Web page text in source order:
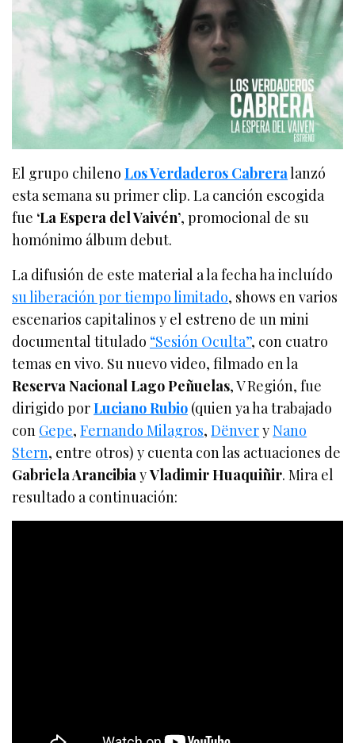
El grupo chilenoLos Verdaderos Cabreralanzó
esta semana su primer clip. La canción escogida
fue ‘La Espera del Vaivén’, promocional de su
homónimo álbum debut.
La difusión de este material a la fecha ha incluído
su liberación por tiempo limitado, shows en varios
escenarios capitalinos y el estreno de un mini
documental titulado “Sesión Oculta”, con cuatro
temas en vivo. Su nuevo video, filmado en la
Reserva Nacional Lago Peñuelas, V Región, fue
dirigido porLuciano Rubio (quien ya ha trabajado
con Gepe,Fernando Milagros,DënveryNano
Stern, entre otros) y cuenta con las actuaciones de
Gabriela ArancibiayVladimir Huaquiñir. Mira el
resultado a continuación: